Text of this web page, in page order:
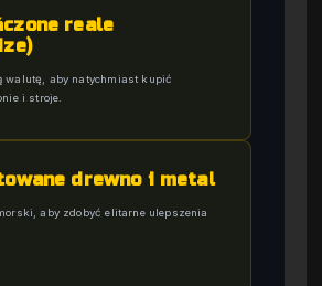
reale
walutę, aby natychmiast kupić
i stroje.
drewno i metal
aby zdobyć elitarne ulepszenia